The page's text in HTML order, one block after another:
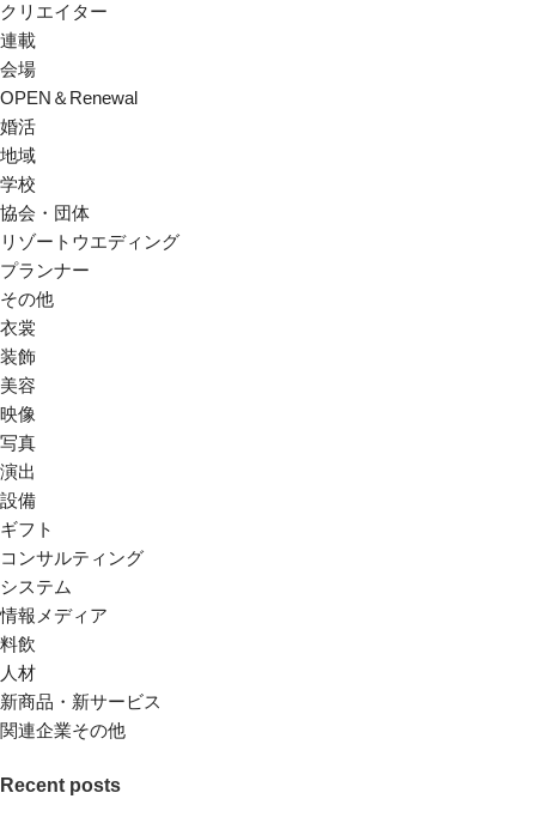
クリエイター
連載
会場
OPEN＆Renewal
婚活
地域
学校
協会・団体
リゾートウエディング
プランナー
その他
衣裳
装飾
美容
映像
写真
演出
設備
ギフト
コンサルティング
システム
情報メディア
料飲
人材
新商品・新サービス
関連企業その他
Recent posts